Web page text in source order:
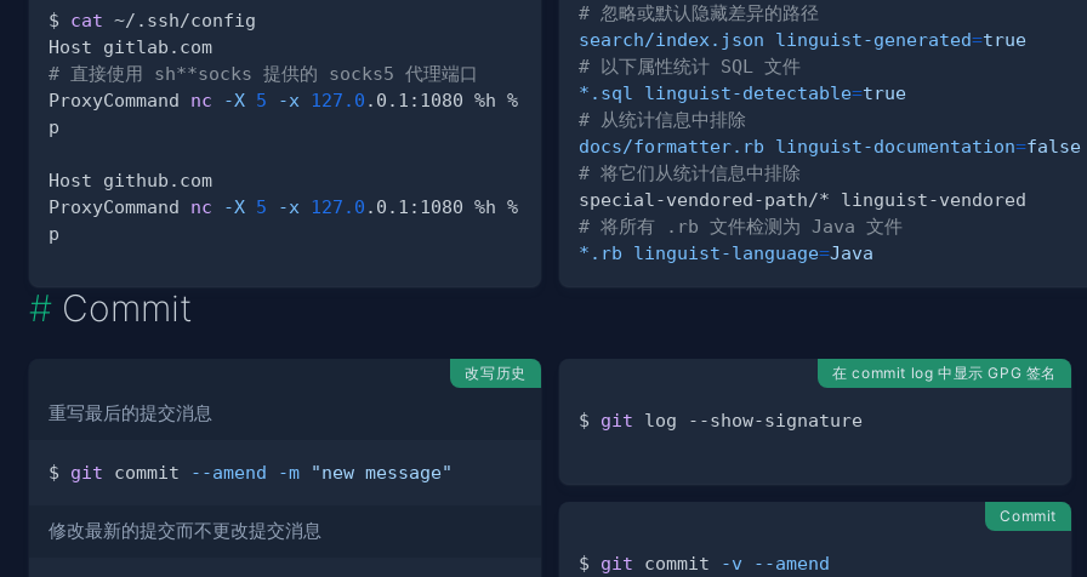
# 忽略或默认隐藏差异的路径
search/index.json linguist-generated=true
# 以下属性统计 SQL 文件
*.sql linguist-detectable=true
# 从统计信息中排除
docs/formatter.rb linguist-documentation=false
# 将它们从统计信息中排除
# 将所有 .rb 文件检测为 Java 文件
*.rb linguist-language=Java
$ cat
# 直接使用 sh**socks 提供的 socks5 代理端口
ProxyCommand nc -X 5 -x 127.0 .0.1:1080 %h %
ProxyCommand nc -X 5 -x 127.0 .0.1:1080 %h %
Commit
改写历史
重写最后的提交消息
$ git commit --amend -m "new message"
修改最新的提交而不更改提交消息
在 commit log 中显示 GPG 签名
$ git
Commit
$ git commit -v --amend